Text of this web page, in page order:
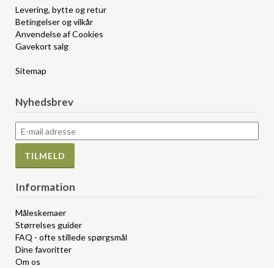
Levering, bytte og retur
Betingelser og vilkår
Anvendelse af Cookies
Gavekort salg
Sitemap
Nyhedsbrev
Information
Måleskemaer
Størrelses guider
FAQ - ofte stillede spørgsmål
Dine favoritter
Om os